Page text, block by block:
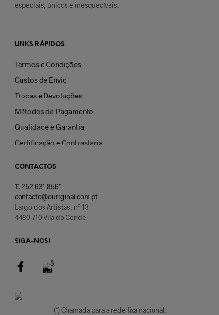
especiais, únicos e inesquecíveis.
LINKS RÁPIDOS
Termos e Condições
Custos de Envio
Trocas e Devoluções
Métodos de Pagamento
Qualidade e Garantia
Certificação e Contrastaria
CONTACTOS
T. 252 631 856*
contacto@ouriginal.com.pt
Largo dos Artistas, nº 13
4480-710 Vila do Conde
SIGA-NOS!
(*) Chamada para a rede fixa nacional.